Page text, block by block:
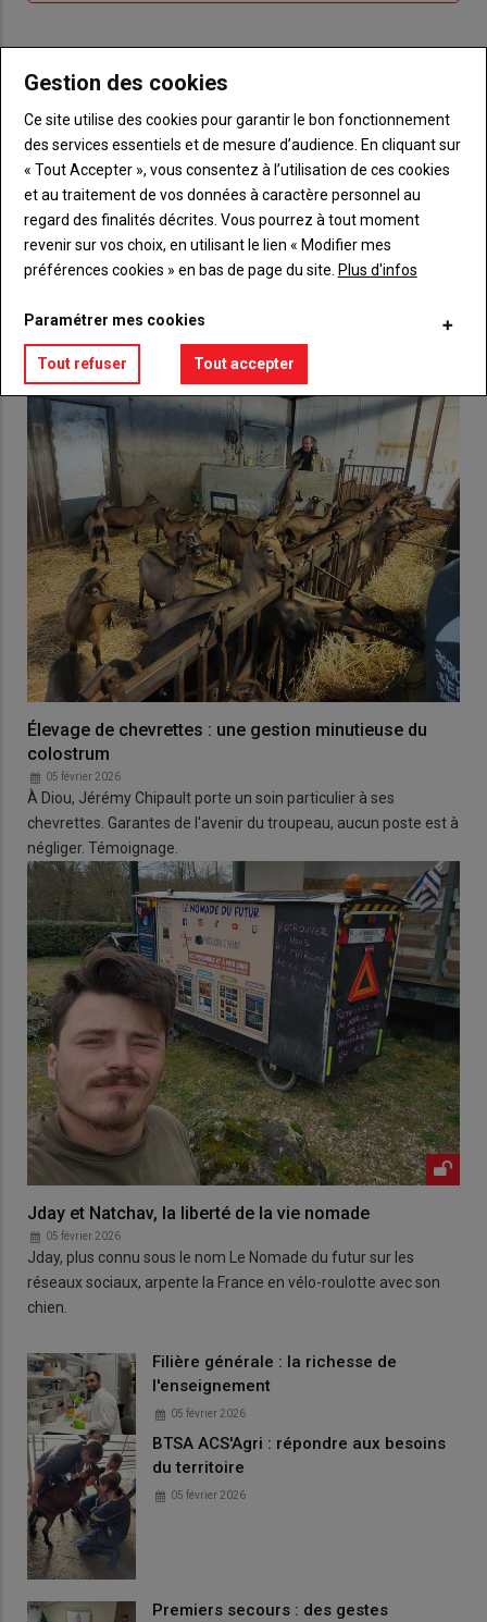
de
Sous-
titre
Vous n'êtes pas abonné(e)
BodyChoisissez votre formule et créez votre
compte pour accéder à tout {nom-site}.
Lien Créez un compte
VOUS AIMEREZ AUSSI
Élevage de chevrettes : une gestion minutieuse du
colostrum
05 février 2026
À Diou, Jérémy Chipault porte un soin particulier à ses
chevrettes. Garantes de l'avenir du troupeau, aucun poste est à
négliger. Témoignage.
Jday et Natchav, la liberté de la vie nomade
05 février 2026
Jday, plus connu sous le nom Le Nomade du futur sur les
réseaux sociaux, arpente la France en vélo-roulotte avec son
chien.
Filière générale : la richesse de
l'enseignement
05 février 2026
BTSA ACS'Agri : répondre aux besoins
du territoire
05 février 2026
Premiers secours : des gestes
Gestion des cookies
Ce site utilise des cookies pour garantir le bon fonctionnement
des services essentiels et de mesure d’audience. En cliquant sur
« Tout Accepter », vous consentez à l’utilisation de ces cookies
et au traitement de vos données à caractère personnel au
regard des finalités décrites. Vous pourrez à tout moment
revenir sur vos choix, en utilisant le lien « Modifier mes
préférences cookies » en bas de page du site. Plus d'infos
Paramétrer mes cookies
Tout refuser Tout accepter